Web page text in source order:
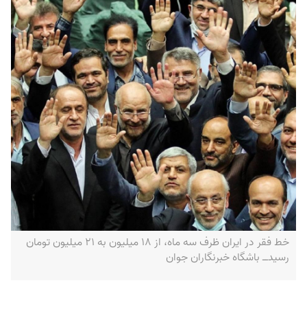
خط فقر در ایران ظرف سه ماه، از ۱۸ میلیون به ۲۱ میلیون تومان
رسیدــ باشگاه خبرنگاران جوان